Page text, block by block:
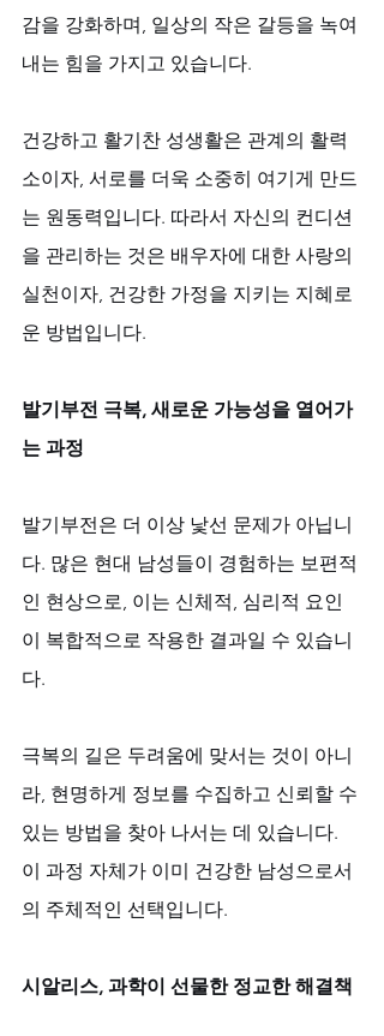
감을 강화하며, 일상의 작은 갈등을 녹여
내는 힘을 가지고 있습니다.
건강하고 활기찬 성생활은 관계의 활력
소이자, 서로를 더욱 소중히 여기게 만드
는 원동력입니다. 따라서 자신의 컨디션
을 관리하는 것은 배우자에 대한 사랑의
실천이자, 건강한 가정을 지키는 지혜로
운 방법입니다.
발기부전 극복, 새로운 가능성을 열어가
는 과정
발기부전은 더 이상 낯선 문제가 아닙니
다. 많은 현대 남성들이 경험하는 보편적
인 현상으로, 이는 신체적, 심리적 요인
이 복합적으로 작용한 결과일 수 있습니
다.
극복의 길은 두려움에 맞서는 것이 아니
라, 현명하게 정보를 수집하고 신뢰할 수
있는 방법을 찾아 나서는 데 있습니다.
이 과정 자체가 이미 건강한 남성으로서
의 주체적인 선택입니다.
시알리스, 과학이 선물한 정교한 해결책